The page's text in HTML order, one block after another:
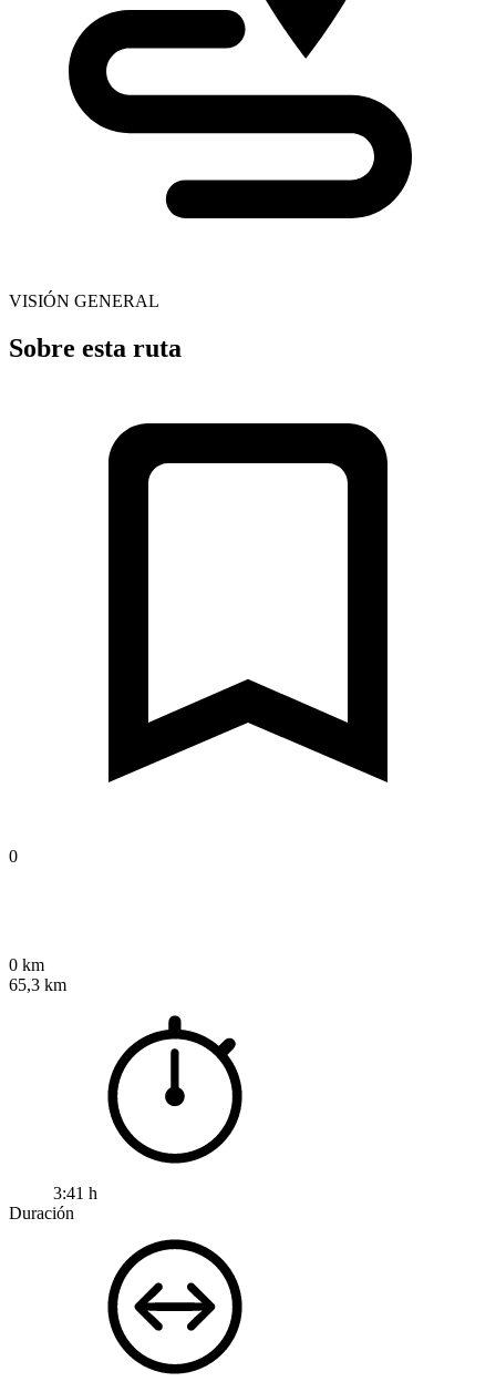
VISIÓN GENERAL
Sobre esta ruta
0
0 km
65,3 km
3:41 h
Duración